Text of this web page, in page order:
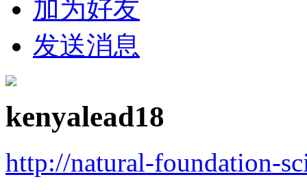
加为好友
发送消息
kenyalead18
http://natural-foundation-